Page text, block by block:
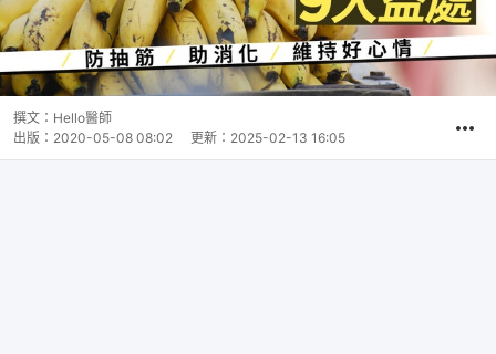
撰文： Hello醫師
出版： 2020-05-08 08:02 更新： 2025-02-13 16:05